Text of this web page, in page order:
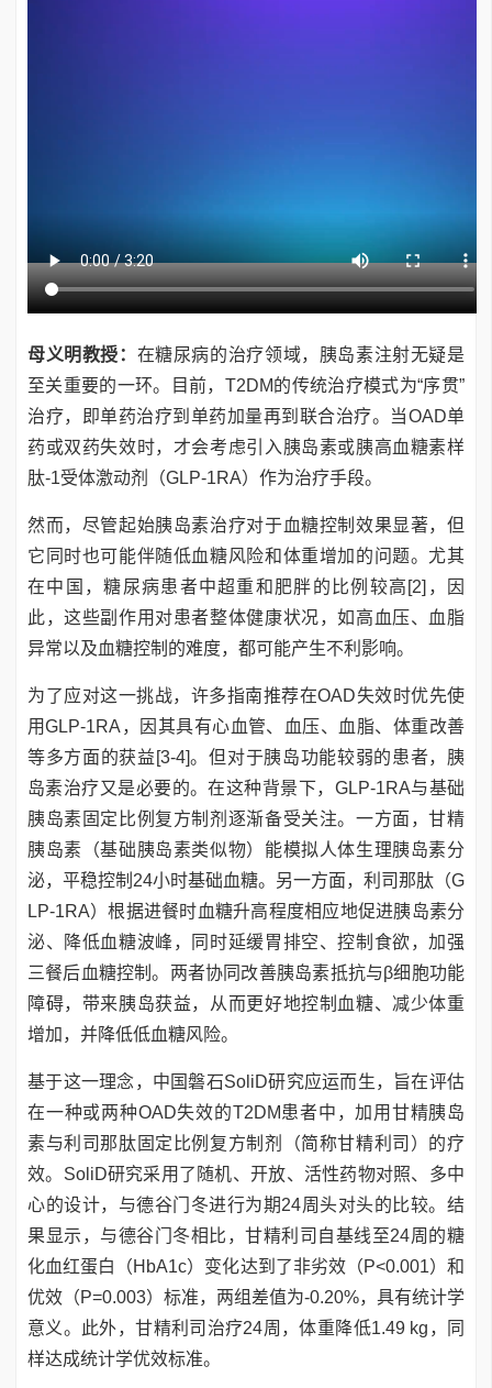
母义明教授： 在糖尿病的治疗领域，胰岛素注射无疑是
至关重要的一环。目前，T2DM的传统治疗模式为“序贯”
治疗，即单药治疗到单药加量再到联合治疗。当OAD单
药或双药失效时，才会考虑引入胰岛素或胰高血糖素样
肽-1受体激动剂（GLP-1RA）作为治疗手段。
然而，尽管起始胰岛素治疗对于血糖控制效果显著，但
它同时也可能伴随低血糖风险和体重增加的问题。尤其
在中国，糖尿病患者中超重和肥胖的比例较高[2]，因
此，这些副作用对患者整体健康状况，如高血压、血脂
异常以及血糖控制的难度，都可能产生不利影响。
为了应对这一挑战，许多指南推荐在OAD失效时优先使
用GLP-1RA，因其具有心血管、血压、血脂、体重改善
等多方面的获益[3-4]。但对于胰岛功能较弱的患者，胰
岛素治疗又是必要的。在这种背景下，GLP-1RA与基础
胰岛素固定比例复方制剂逐渐备受关注。一方面，甘精
胰岛素（基础胰岛素类似物）能模拟人体生理胰岛素分
泌，平稳控制24小时基础血糖。另一方面，利司那肽（G
LP-1RA）根据进餐时血糖升高程度相应地促进胰岛素分
泌、降低血糖波峰，同时延缓胃排空、控制食欲，加强
三餐后血糖控制。两者协同改善胰岛素抵抗与β细胞功能
障碍，带来胰岛获益，从而更好地控制血糖、减少体重
增加，并降低低血糖风险。
基于这一理念，中国磐石SoliD研究应运而生，旨在评估
在一种或两种OAD失效的T2DM患者中，加用甘精胰岛
素与利司那肽固定比例复方制剂（简称甘精利司）的疗
效。SoliD研究采用了随机、开放、活性药物对照、多中
心的设计，与德谷门冬进行为期24周头对头的比较。结
果显示，与德谷门冬相比，甘精利司自基线至24周的糖
化血红蛋白（HbA1c）变化达到了非劣效（P<0.001）和
优效（P=0.003）标准，两组差值为-0.20%，具有统计学
意义。此外，甘精利司治疗24周，体重降低1.49 kg，同
样达成统计学优效标准。